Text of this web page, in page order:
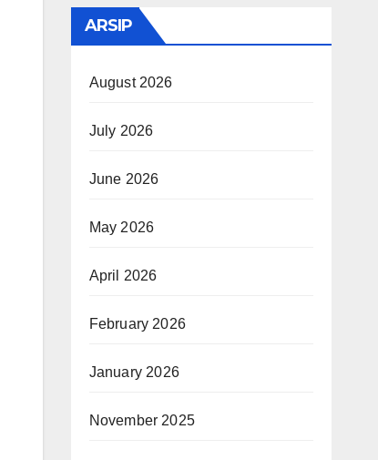
ARSIP
August 2026
July 2026
June 2026
May 2026
April 2026
February 2026
January 2026
November 2025